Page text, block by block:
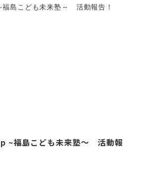
~福島こども未来塾～ 活動報